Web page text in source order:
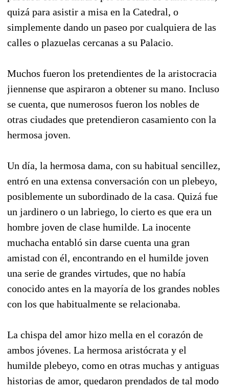
quizá para asistir a misa en la Catedral, o
simplemente dando un paseo por cualquiera de las
calles o plazuelas cercanas a su Palacio.
Muchos fueron los pretendientes de la aristocracia
jiennense que aspiraron a obtener su mano. Incluso
se cuenta, que numerosos fueron los nobles de
otras ciudades que pretendieron casamiento con la
hermosa joven.
Un día, la hermosa dama, con su habitual sencillez,
entró en una extensa conversación con un plebeyo,
posiblemente un subordinado de la casa. Quizá fue
un jardinero o un labriego, lo cierto es que era un
hombre joven de clase humilde. La inocente
muchacha entabló sin darse cuenta una gran
amistad con él, encontrando en el humilde joven
una serie de grandes virtudes, que no había
conocido antes en la mayoría de los grandes nobles
con los que habitualmente se relacionaba.
La chispa del amor hizo mella en el corazón de
ambos jóvenes. La hermosa aristócrata y el
humilde plebeyo, como en otras muchas y antiguas
historias de amor, quedaron prendados de tal modo